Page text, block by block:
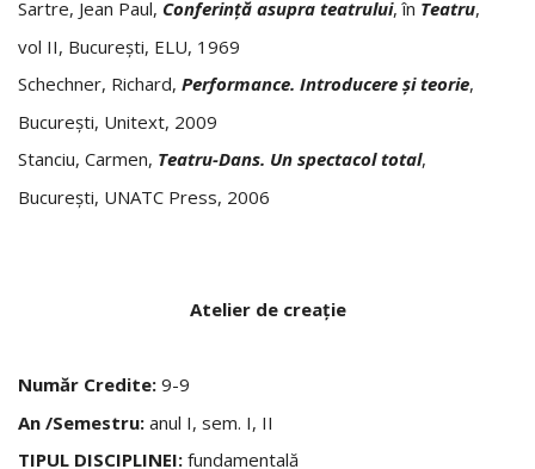
Sartre, Jean Paul, Conferinţă asupra teatrului, în Teatru,
vol II, Bucureşti, ELU, 1969
Schechner, Richard, Performance. Introducere și teorie,
București, Unitext, 2009
Stanciu, Carmen, Teatru-Dans. Un spectacol total,
București, UNATC Press, 2006
Atelier de creaţie
Număr Credite: 9-9
An /Semestru: anul I, sem. I, II
TIPUL DISCIPLINEI: fundamentală